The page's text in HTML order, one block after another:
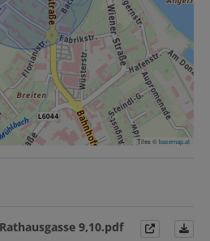
Tiles ©basemap.at
9,10.pdf